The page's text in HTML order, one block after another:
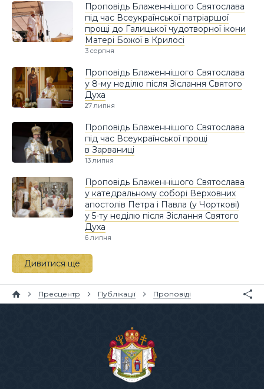
Проповідь Блаженнішого Святослава
під час Всеукраїнської патріаршої
прощі до Галицької чудотворної ікони
Матері Божої в Крилосі
3 серпня
Проповідь Блаженнішого Святослава
у 8-му неділю після Зіслання Святого
Духа
27 липня
Проповідь Блаженнішого Святослава
під час Всеукраїнської прощі
в Зарваниці
13 липня
Проповідь Блаженнішого Святослава
у катедральному соборі Верховних
апостолів Петра і Павла (у Чорткові)
у 5-ту неділю після Зіслання Святого
Духа
6 липня
Дивитися ще
Пресцентр Публікації Проповіді